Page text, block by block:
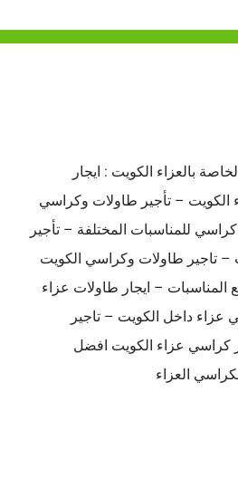
–
بالعزاء الكويت : ايجار
الكويت – تأجير طاولات وكراسي
للمناسبات المختلفة – تأجير
– تاجير طاولات وكراسي الكويت
المناسبات – ايجار طاولات عزاء
عزاء داخل الكويت – تاجير
كراسي عزاء الكويت افضل
العزاء